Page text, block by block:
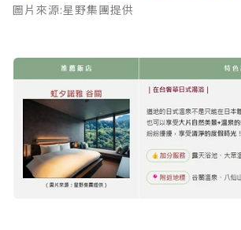
圖片來源:星野集團提供